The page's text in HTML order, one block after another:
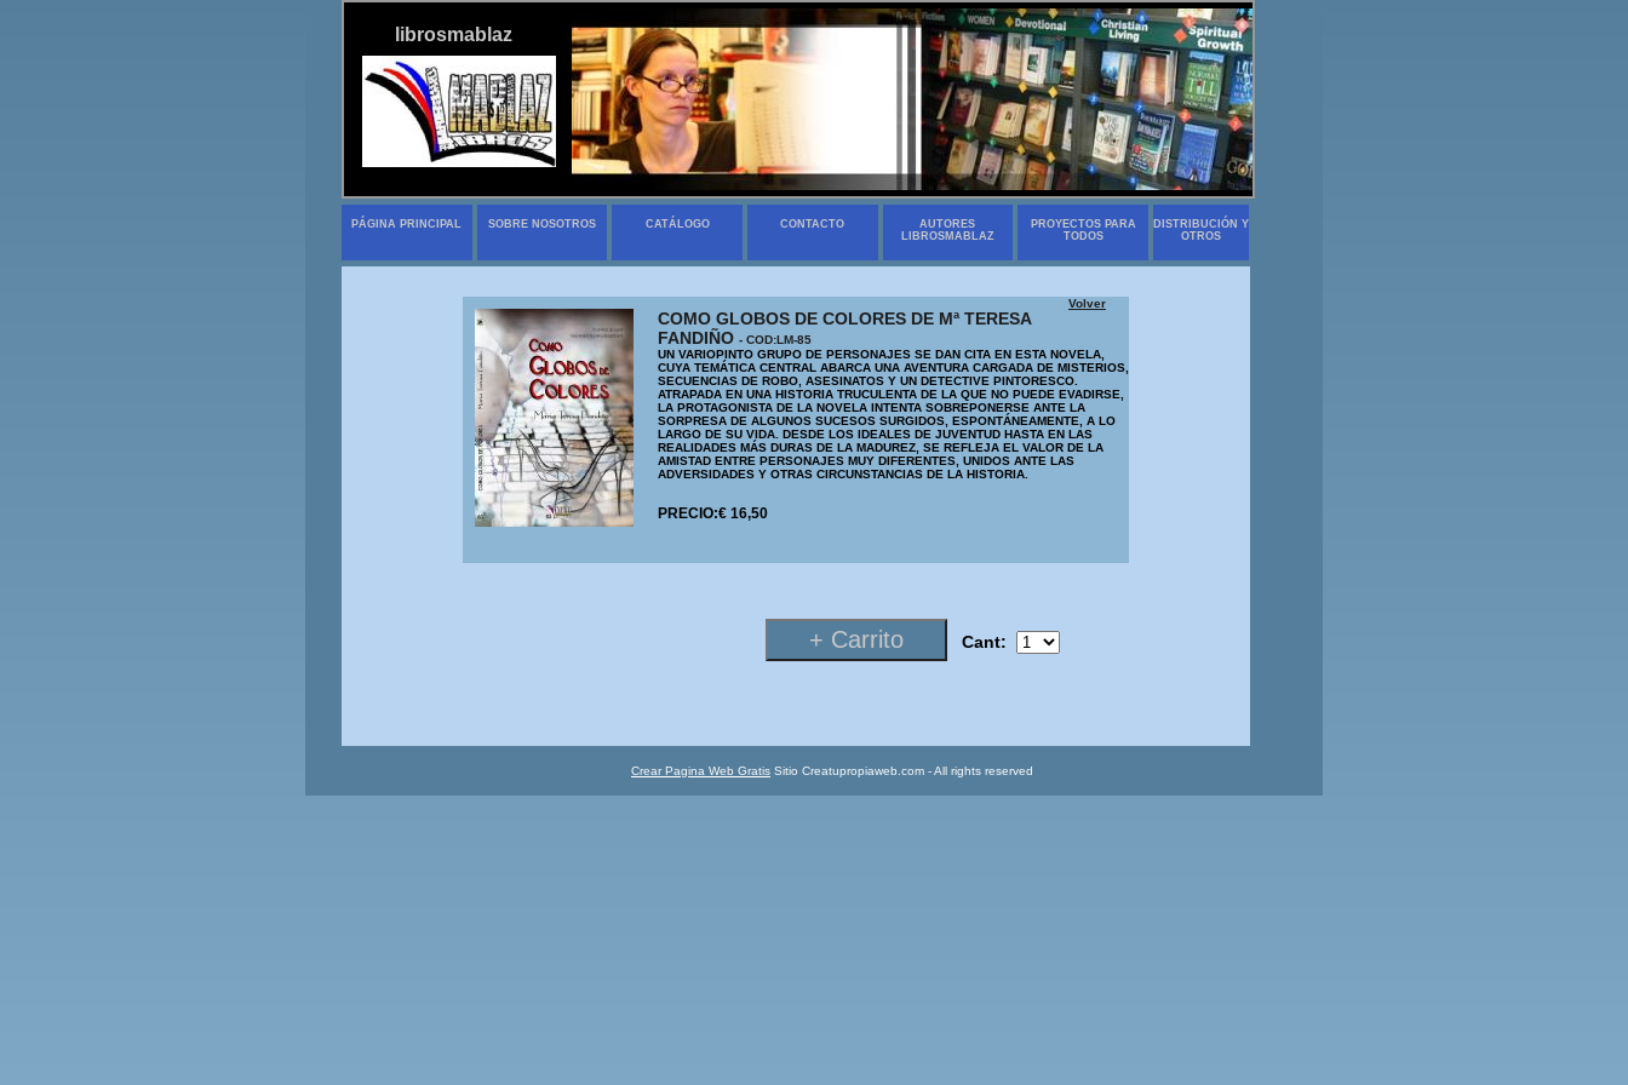
librosmablaz
PÁGINA PRINCIPAL SOBRE NOSOTROS CATÁLOGO CONTACTO
AUTORES
LIBROSMABLAZ
PROYECTOS PARA
TODOS
DISTRIBUCIÓN Y
OTROS
Volver
COMO GLOBOS DE COLORES DE Mª TERESA
FANDIÑO - COD:LM-85
UN VARIOPINTO GRUPO DE PERSONAJES SE DAN CITA EN ESTA NOVELA,
CUYA TEMÁTICA CENTRAL ABARCA UNA AVENTURA CARGADA DE MISTERIOS,
SECUENCIAS DE ROBO, ASESINATOS Y UN DETECTIVE PINTORESCO.
ATRAPADA EN UNA HISTORIA TRUCULENTA DE LA QUE NO PUEDE EVADIRSE,
LA PROTAGONISTA DE LA NOVELA INTENTA SOBREPONERSE ANTE LA
SORPRESA DE ALGUNOS SUCESOS SURGIDOS, ESPONTÁNEAMENTE, A LO
LARGO DE SU VIDA. DESDE LOS IDEALES DE JUVENTUD HASTA EN LAS
REALIDADES MÁS DURAS DE LA MADUREZ, SE REFLEJA EL VALOR DE LA
AMISTAD ENTRE PERSONAJES MUY DIFERENTES, UNIDOS ANTE LAS
ADVERSIDADES Y OTRAS CIRCUNSTANCIAS DE LA HISTORIA.
PRECIO:€ 16,50
Cant:
Crear Pagina Web Gratis Sitio Creatupropiaweb.com - All rights reserved